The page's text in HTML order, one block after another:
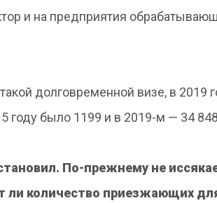
и на предприятия
долговременной визе, в 2019
году было 1199 и в 2019-м — 34
По-прежнему не
ли количество приезжающих